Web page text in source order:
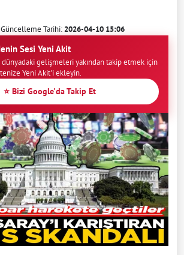
Güncelleme Tarihi:2026-04-10 15:06
Sesi Yeni Akit
dünyadaki gelişmeleri yakından takip etmek için
Yeni Akit'i ekleyin.
⭐ Bizi Google'da Takip Et